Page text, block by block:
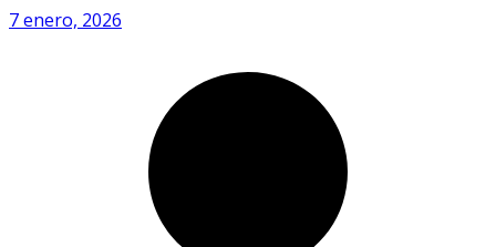
7 enero, 2026